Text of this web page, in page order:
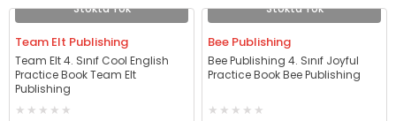
Stokta Yok
Team Elt Publishing
Team Elt 4. Sınıf Cool English
Practice Book Team Elt
Publishing
Stokta Yok
Bee Publishing
Bee Publishing 4. Sınıf Joyful
Practice Book Bee Publishing